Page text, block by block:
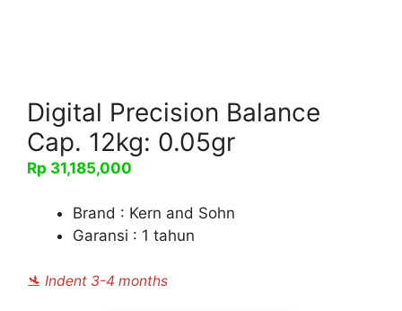
Digital Precision Balance
Cap. 12kg: 0.05gr
Rp 31,185,000
Brand : Kern and Sohn
Garansi : 1 tahun
🛬 Indent 3-4 months